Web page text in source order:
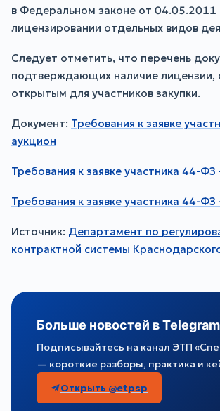
в Федеральном законе от
лицензировании отдельных видов
Следует отметить, что перечень
подтверждающих наличие лицензии,
открытым для участников закупки.
Документ: Требования к заявке
аукцион
Требования к заявке участника 44-ФЗ
Требования к заявке участника 44-ФЗ
Источник: Департамент по
контрактной системы
Больше новостей в Telegram
Подписывайтесь на канал ЭТП
— короткие разборы, практика и
Открыть @etpsp